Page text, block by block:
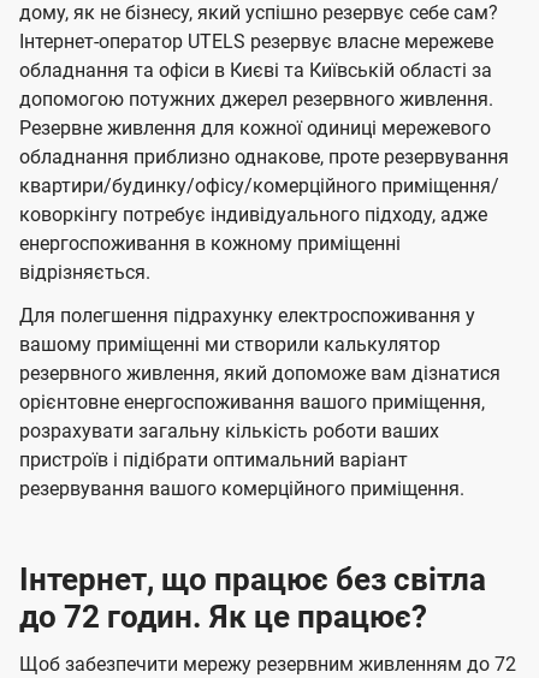
дому, як не бізнесу, який успішно резервує себе сам?
Інтернет-оператор UTELS резервує власне мережеве
обладнання та офіси в Києві та Київській області за
допомогою потужних джерел резервного живлення.
Резервне живлення для кожної одиниці мережевого
обладнання приблизно однакове, проте резервування
квартири/будинку/офісу/комерційного приміщення/
коворкінгу потребує індивідуального підходу, адже
енергоспоживання в кожному приміщенні
відрізняється.
Для полегшення підрахунку електроспоживання у
вашому приміщенні ми створили калькулятор
резервного живлення, який допоможе вам дізнатися
орієнтовне енергоспоживання вашого приміщення,
розрахувати загальну кількість роботи ваших
пристроїв і підібрати оптимальний варіант
резервування вашого комерційного приміщення.
Інтернет, що працює без світла
до 72 годин. Як це працює?
Щоб забезпечити мережу резервним живленням до 72